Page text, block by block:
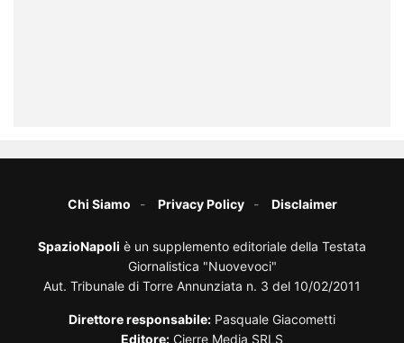
Chi Siamo Privacy Policy Disclaimer
SpazioNapoli è un supplemento editoriale della Testata
Giornalistica "Nuovevoci"
Aut. Tribunale di Torre Annunziata n. 3 del 10/02/2011
Direttore responsabile: Pasquale Giacometti
Editore: Cierre Media SRLS